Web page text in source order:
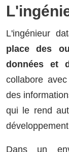
L'ingénieur
place des
données et
collabore
des
qui le rend
Dans un